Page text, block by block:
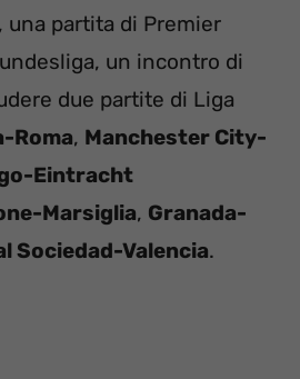
una partita di Premier
un incontro di
due partite di Liga
Roma, Manchester City-
Eintracht
Marsiglia, Granada-
Sociedad-Valencia.